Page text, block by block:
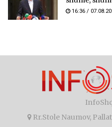
16:36 /
Rr.Stole Naumov,